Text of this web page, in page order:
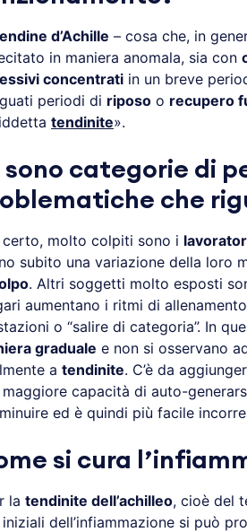
d’Achille – cosa che, in
in maniera anomala, sia con
concentrati in un breve
periodi di riposo o recupero
tendinite».
sono categorie di
che
certo, molto colpiti sono i
subito una variazione della loro
. Altri soggetti molto esposti
aumentano i ritmi di
o “salire di categoria”. In
graduale e non si osservano
a tendinite. C’è da
maggiore capacità di auto-
ed è quindi più facile
si cura
la tendinite dell’achilleo, cioè del
dell’infiammazione si può